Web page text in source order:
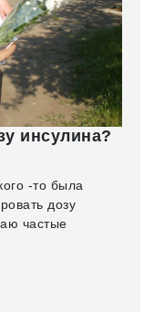
инсулина?
-то была
дозу
частые